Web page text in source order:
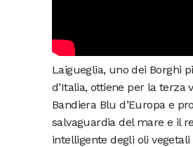
Laigueglia, uno dei Borghi
d’Italia, ottiene per la terza
Bandiera Blu d’Europa e
salvaguardia del mare e il
intelligente degli oli vegetali